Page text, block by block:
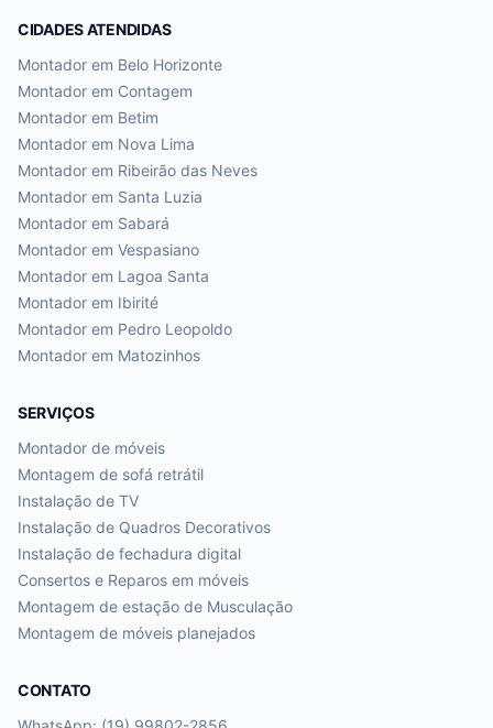
CIDADES ATENDIDAS
Montador em Belo Horizonte
Montador em Contagem
Montador em Betim
Montador em Nova Lima
Montador em Ribeirão das Neves
Montador em Santa Luzia
Montador em Sabará
Montador em Vespasiano
Montador em Lagoa Santa
Montador em Ibirité
Montador em Pedro Leopoldo
Montador em Matozinhos
SERVIÇOS
Montador de móveis
Montagem de sofá retrátil
Instalação de TV
Instalação de Quadros Decorativos
Instalação de fechadura digital
Consertos e Reparos em móveis
Montagem de estação de Musculação
Montagem de móveis planejados
CONTATO